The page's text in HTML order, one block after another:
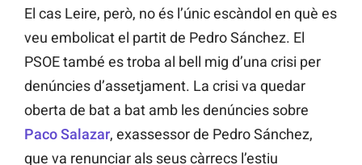
El cas Leire, però, no és l’únic escàndol en què es
veu embolicat el partit de Pedro Sánchez. El
PSOE també es troba al bell mig d’una crisi per
denúncies d’assetjament. La crisi va quedar
oberta de bat a bat amb les denúncies sobre
Paco Salazar, exassessor de Pedro Sánchez,
que va renunciar als seus càrrecs l’estiu